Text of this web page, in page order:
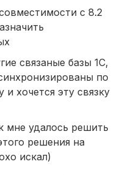
с 8.2
связаные базы 1С,
по
хочется эту связку
мне удалось решить
решения на
искал)